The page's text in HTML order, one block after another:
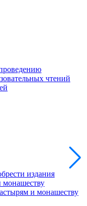
чтений
издания
монашеству
и монашеству